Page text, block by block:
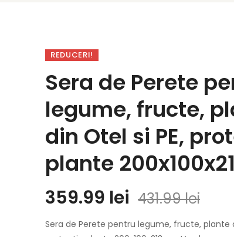
REDUCERI!
Sera de Perete
legume, fructe,
din Otel si PE,
plante
431.99lei
359.99 lei
Sera de Perete pentru legume, fructe, plante